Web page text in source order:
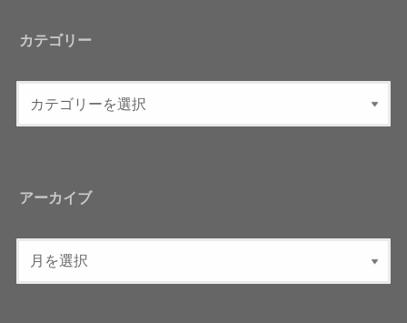
カテゴリー
アーカイブ